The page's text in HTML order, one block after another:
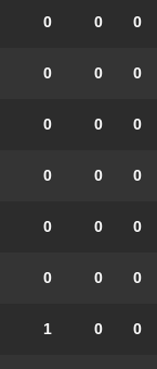
0
0
0
0
0
0
0
0
0
0
0
0
0
0
0
0
0
0
0
0
1